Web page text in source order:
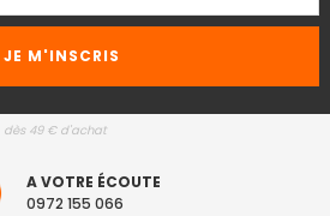
dès 49 € d'achat
A VOTRE ÉCOUTE
0972 155 066